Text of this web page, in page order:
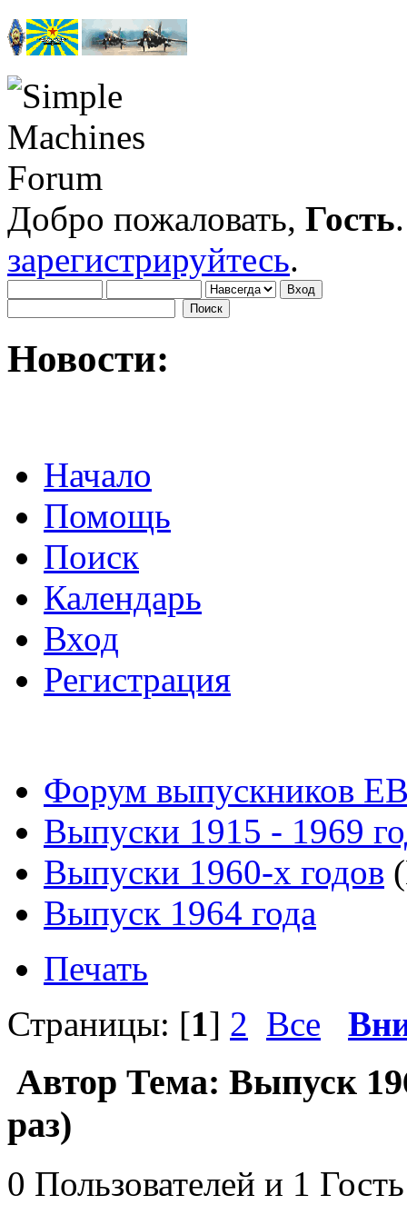
Добро пожаловать, Гость
зарегистрируйтесь.
Новости:
Начало
Помощь
Поиск
Календарь
Вход
Регистрация
Форум выпускников
Выпуски 1915 - 1969
Выпуски 1960-х годов
Выпуск 1964 года
Печать
Страницы: [1] 2 Все
Автор Тема: Выпуск
раз)
0 Пользователей и 1